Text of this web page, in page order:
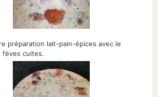
préparation lait-pain-épices avec le
fèves cuites.